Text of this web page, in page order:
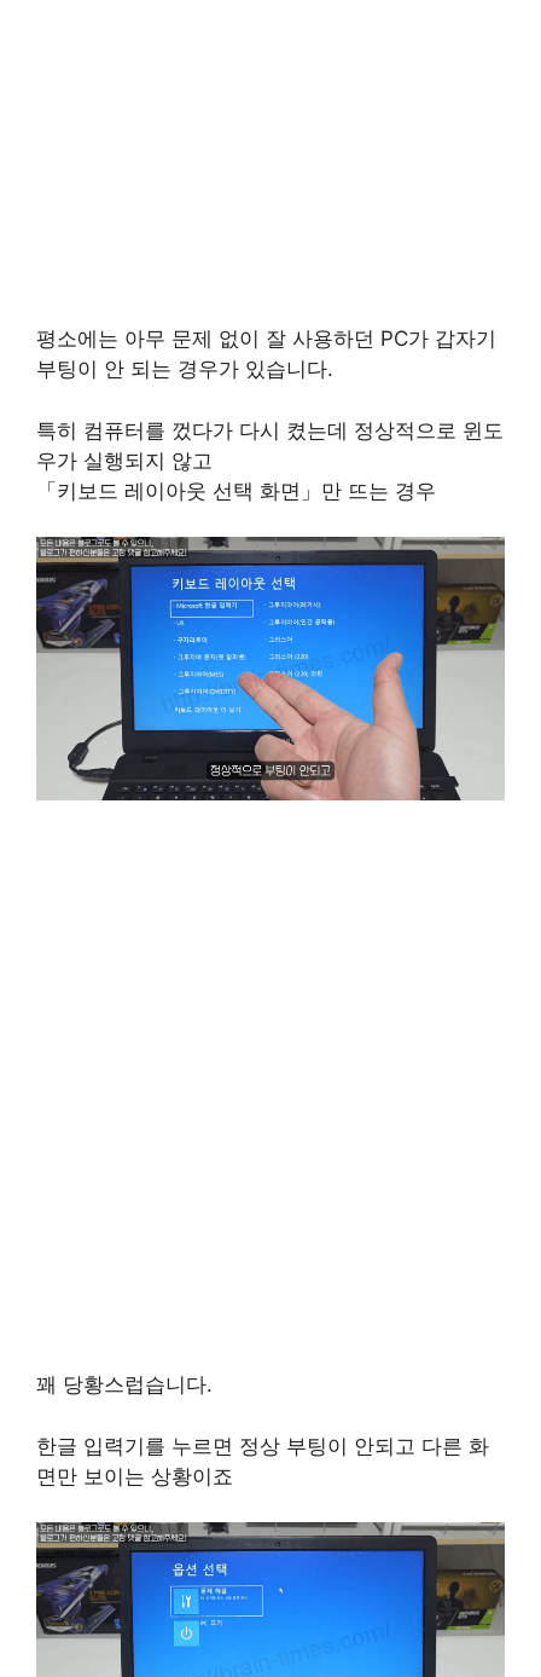
평소에는 아무 문제 없이 잘 사용하던 PC가 갑자기
부팅이 안 되는 경우가 있습니다.
특히 컴퓨터를 껐다가 다시 켰는데 정상적으로 윈도
우가 실행되지 않고
「키보드 레이아웃 선택 화면」만 뜨는 경우
꽤 당황스럽습니다.
한글 입력기를 누르면 정상 부팅이 안되고 다른 화
면만 보이는 상황이죠